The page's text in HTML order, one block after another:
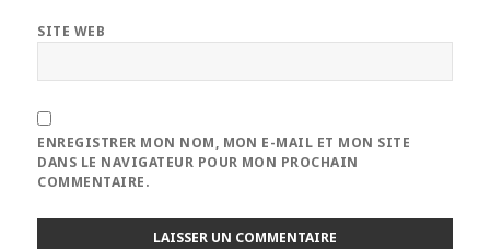
SITE WEB
ENREGISTRER MON NOM, MON E-MAIL ET MON SITE
DANS LE NAVIGATEUR POUR MON PROCHAIN
COMMENTAIRE.